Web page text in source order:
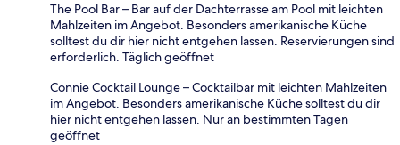
The Pool Bar – Bar auf der Dachterrasse am Pool mit leichten
Mahlzeiten im Angebot. Besonders amerikanische Küche
solltest du dir hier nicht entgehen lassen. Reservierungen sind
erforderlich. Täglich geöffnet
Connie Cocktail Lounge – Cocktailbar mit leichten Mahlzeiten
im Angebot. Besonders amerikanische Küche solltest du dir
hier nicht entgehen lassen. Nur an bestimmten Tagen
geöffnet